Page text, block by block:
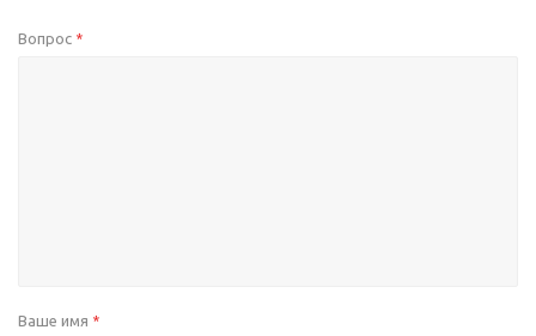
Вопрос *
Ваше имя *